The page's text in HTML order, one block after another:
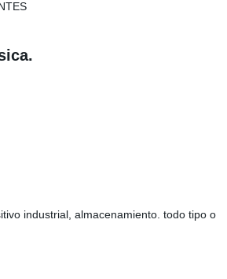
industrial, almacenamiento. todo tipo o